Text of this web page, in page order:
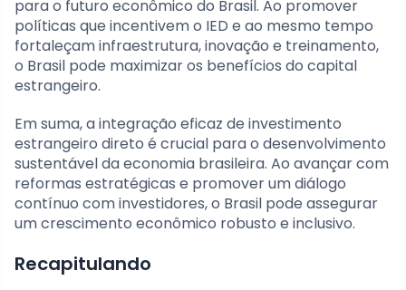
para o futuro econômico do Brasil. Ao promover
políticas que incentivem o IED e ao mesmo tempo
fortaleçam infraestrutura, inovação e treinamento,
o Brasil pode maximizar os benefícios do capital
estrangeiro.
Em suma, a integração eficaz de investimento
estrangeiro direto é crucial para o desenvolvimento
sustentável da economia brasileira. Ao avançar com
reformas estratégicas e promover um diálogo
contínuo com investidores, o Brasil pode assegurar
um crescimento econômico robusto e inclusivo.
Recapitulando